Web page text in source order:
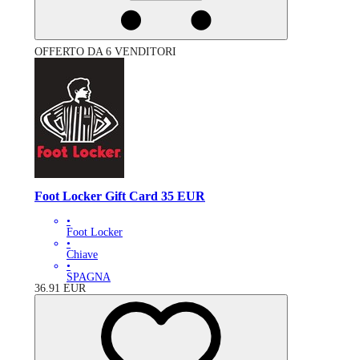
OFFERTO DA 6 VENDITORI
Foot Locker Gift Card 35 EUR
•
Foot Locker
•
Chiave
•
SPAGNA
36.91 EUR